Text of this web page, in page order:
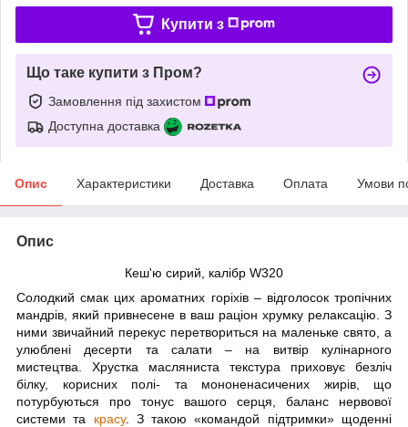
Купити з
Що таке купити з Пром?
Замовлення під захистом
Доступна доставка
Опис Характеристики Доставка Оплата Умови
Опис
Кеш'ю сирий, калібр W320
Солодкий смак цих ароматних горіхів – відголосок тропічних
мандрів, який привнесене в ваш раціон хрумку релаксацію. З
ними звичайний перекус перетвориться на маленьке свято, а
улюблені десерти та салати – на витвір кулінарного
мистецтва. Хрустка масляниста текстура приховує безліч
білку, корисних полі- та мононенасичених жирів, що
потурбуються про тонус вашого серця, баланс нервової
системи та красу. З такою «командой підтримки» щоденні